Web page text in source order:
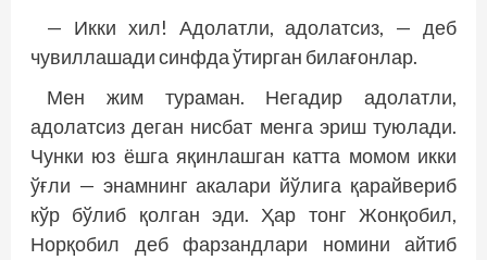
— Икки хил! Адолатли, адолатсиз, — деб
чувиллашади синфда ўтирган билағонлар.
Мен жим тураман. Негадир адолатли,
адолатсиз деган нисбат менга эриш туюлади.
Чунки юз ёшга яқинлашган катта момом икки
ўғли — энамнинг акалари йўлига қарайвериб
кўр бўлиб қолган эди. Ҳар тонг Жонқобил,
Норқобил деб фарзандлари номини айтиб